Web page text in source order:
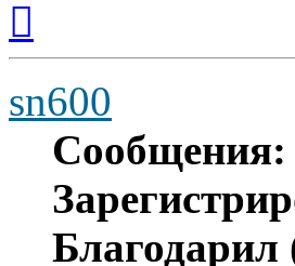
началу
sn600
Сообщения:
Благодарил